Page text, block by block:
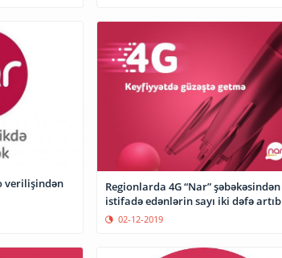
verilişindən
Regionlarda 4G “Nar” şəbəkəsindən
istifadə edənlərin sayı iki dəfə artıb
02-12-2019